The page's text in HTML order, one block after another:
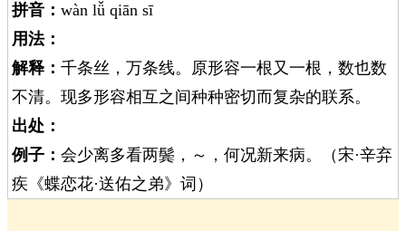
拼音： wàn lǚ qiān sī
用法：
解释： 千条丝，万条线。原形容一根又一根，数也数
不清。现多形容相互之间种种密切而复杂的联系。
出处：
例子： 会少离多看两鬓，～，何况新来病。（宋·辛弃
疾《蝶恋花·送佑之弟》词）